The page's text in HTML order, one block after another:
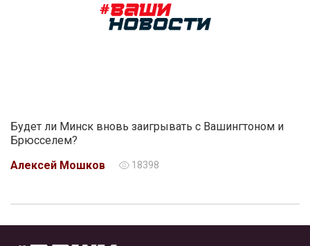
Будет ли Минск вновь заигрывать с Вашингтоном и
Брюсселем?
Алексей Мошков
18398